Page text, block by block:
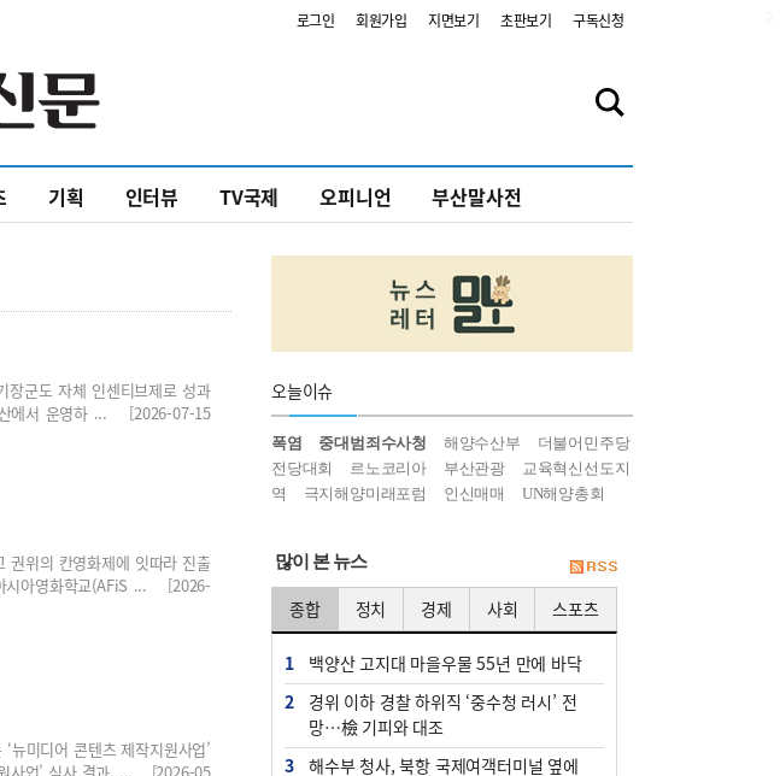
로그인 회원가입 지면보기 초판보기 구독신청
기획 인터뷰 TV국제 오피니언 부산말사전
군도 자체 인센티브제로 성과
산에서 운영하 ... [2026-07-15
권위의 칸영화제에 잇따라 진출
시아영화학교(AFiS ... [2026-
뉴미디어 콘텐츠 제작지원사업’
오늘이슈
폭염 중대범죄수사청 해양수산부
더불어민주당
전당대회
르노코리아 부산관광
교육혁신선도지
역
극지해양미래포럼 인신매매 UN해양총회
많이 본 뉴스
종합 정치 경제 사회 스포츠
1
백양산 고지대 마을우물 55년 만에 바닥
2
경위 이하 경찰 하위직 ‘중수청 러시’ 전
망…檢 기피와 대조
3
해수부 청사, 북항 국제여객터미널 옆에